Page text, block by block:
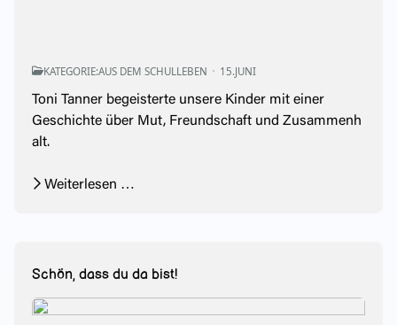
KATEGORIE:AUS DEM SCHULLEBEN 15.JUNI
Toni Tanner begeisterte unsere Kinder mit einer
Geschichte über Mut, Freundschaft und Zusammenh
alt.
Weiterlesen …
Schön, dass du da bist!